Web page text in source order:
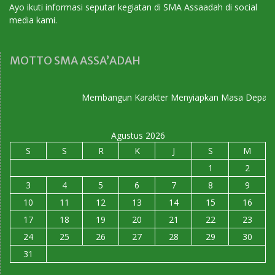
Ayo ikuti informasi seputar kegiatan di SMA Assaadah di social
media kami.
MOTTO SMA ASSA’ADAH
Membangun Karakter Menyiapkan Masa Depan
Agustus 2026
S
S R K J S
M
1
2
3
4 5 6 7 8
9
10
11 12 13 14 15
16
17
18 19 20 21 22
23
24
25 26 27 28 29
30
31